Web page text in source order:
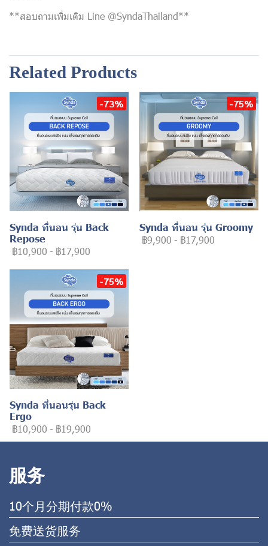
**สอบถามเพิ่มเติม Line @SyndaThailand**
Related Products
-73%
Synda ที่นอน รุ่น Back
Repose
฿10,900 - ฿17,900
-75%
Synda ที่นอน รุ่น Groomy
฿9,900 - ฿17,900
-75%
Synda ที่นอนรุ่น Back
Ergo
฿10,900 - ฿19,900
服务
10个月分期付款0%
免费送货服务